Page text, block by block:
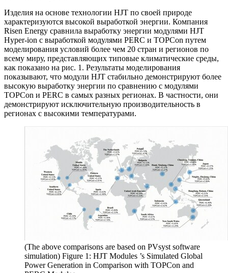
Изделия на основе технологии HJT по своей природе
характеризуются высокой выработкой энергии. Компания
Risen Energy сравнила выработку энергии модулями HJT
Hyper-ion с выработкой модулями PERC и TOPCon путем
моделирования условий более чем 20 стран и регионов по
всему миру, представляющих типовые климатические среды,
как показано на рис. 1. Результаты моделирования
показывают, что модули HJT стабильно демонстрируют более
высокую выработку энергии по сравнению с модулями
TOPCon и PERC в самых разных регионах. В частности, они
демонстрируют исключительную производительность в
регионах с высокими температурами.
(The above comparisons are based on PVsyst software
simulation) Figure 1: HJT Modules ’s Simulated Global
Power Generation in Comparison with TOPCon and